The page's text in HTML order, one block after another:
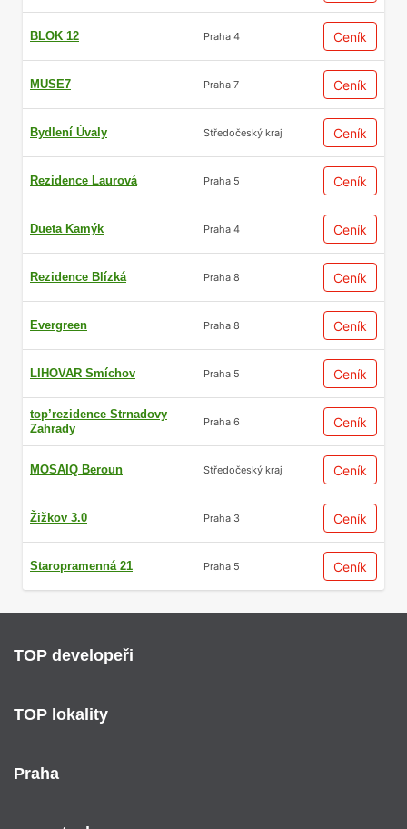
BLOK 12 Praha 4 Ceník
MUSE7 Praha 7 Ceník
Bydlení Úvaly Středočeský kraj Ceník
Rezidence Laurová Praha 5 Ceník
Dueta Kamýk Praha 4 Ceník
Rezidence Blízká Praha 8 Ceník
Evergreen Praha 8 Ceník
LIHOVAR Smíchov Praha 5 Ceník
top’rezidence Strnadovy
Zahrady
Praha 6 Ceník
MOSAIQ Beroun Středočeský kraj Ceník
Žižkov 3.0 Praha 3 Ceník
Staropramenná 21 Praha 5 Ceník
TOP developeři
TOP lokality
Praha